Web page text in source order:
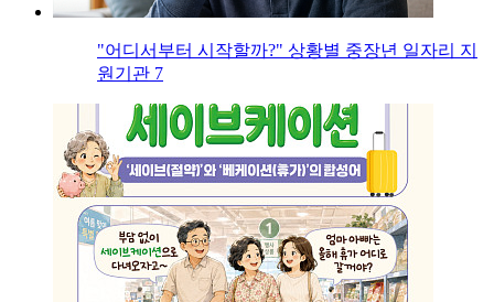
"어디서부터 시작할까?" 상황별 중장년 일자리 지
원기관 7